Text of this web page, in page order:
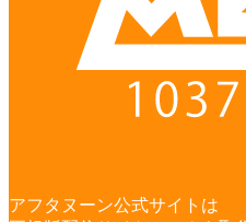
アフタヌーン公式サイトは